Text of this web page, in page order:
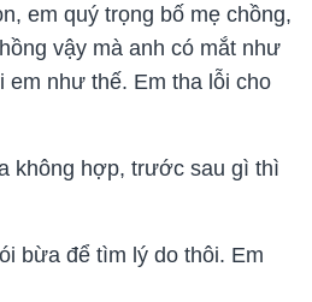
em quý trọng bố mẹ chồng,
vậy mà anh có mắt như
như thế. Em tha lỗi cho
không hợp, trước sau gì thì
bừa để tìm lý do thôi. Em